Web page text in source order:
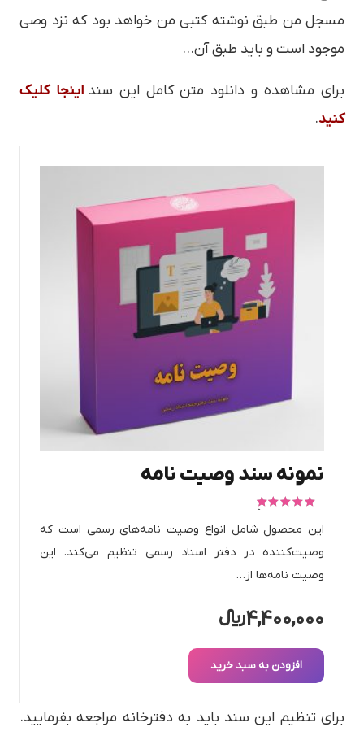
مسجل من طبق نوشته کتبی من خواهد بود که نزد وصی
موجود است و باید طبق آن…
برای مشاهده و دانلود متن کامل این سنداینجا کلیک
کنید.
نمونه سند وصیت نامه
5.00
این محصول شامل انواع وصیت نامه‌های رسمی است که
وصیت‌کننده در دفتر اسناد رسمی تنظیم می‌کند. این
وصیت نامه‌ها از…
4,400,000﷼
افزودن به سبد خرید
برای تنظیم این سند باید به دفترخانه مراجعه بفرمایید.